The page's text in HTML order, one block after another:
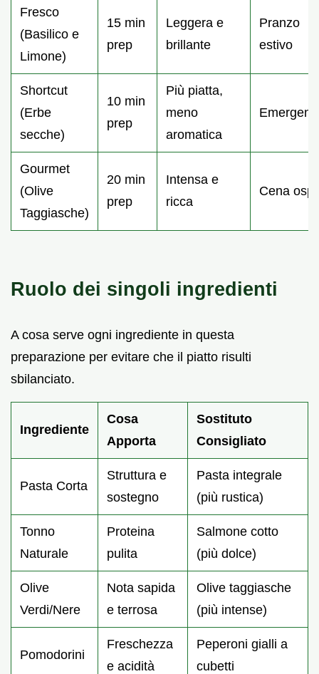
Fresco
(Basilico e
Limone)
15 min
prep
Leggera e
brillante
Pranzo
estivo
Shortcut
(Erbe
secche)
10 min
prep
Più piatta,
meno
aromatica
Gourmet
(Olive
Taggiasche)
20 min
prep
Intensa e
ricca
Cena
Ruolo dei singoli ingredienti
A cosa serve ogni ingrediente in questa
preparazione per evitare che il piatto risulti
sbilanciato.
Ingrediente
Cosa
Apporta
Sostituto
Consigliato
Pasta Corta
Struttura e
sostegno
Pasta integrale
(più rustica)
Tonno
Naturale
Proteina
pulita
Salmone cotto
(più dolce)
Olive
Verdi/Nere
Nota sapida
e terrosa
Olive taggiasche
(più intense)
Pomodorini
Freschezza
e acidità
Peperoni gialli a
cubetti